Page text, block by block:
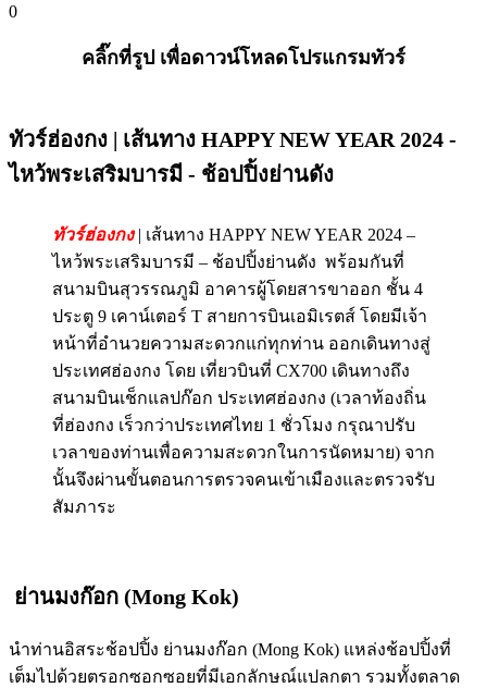
0
คลิ๊กที่รูป เพื่อดาวน์โหลดโปรแกรมทัวร์
ทัวร์ฮ่องกง | เส้นทาง HAPPY NEW YEAR 2024 -
ไหว้พระเสริมบารมี - ช้อปปิ้งย่านดัง
ทัวร์ฮ่องกง | เส้นทาง HAPPY NEW YEAR 2024 –
ไหว้พระเสริมบารมี – ช้อปปิ้งย่านดัง พร้อมกันที่
สนามบินสุวรรณภูมิ อาคารผู้โดยสารขาออก ชั้น 4
ประตู 9 เคาน์เตอร์ T สายการบินเอมิเรตส์ โดยมีเจ้า
หน้าที่อำนวยความสะดวกแก่ทุกท่าน ออกเดินทางสู่
ประเทศฮ่องกง โดย เที่ยวบินที่ CX700 เดินทางถึง
สนามบินเช็กแลปก๊อก ประเทศฮ่องกง (เวลาท้องถิ่น
ที่ฮ่องกง เร็วกว่าประเทศไทย 1 ชั่วโมง กรุณาปรับ
เวลาของท่านเพื่อความสะดวกในการนัดหมาย) จาก
นั้นจึงผ่านขั้นตอนการตรวจคนเข้าเมืองและตรวจรับ
สัมภาระ
ย่านมงก๊อก (Mong Kok)
นำท่านอิสระช้อปปิ้ง ย่านมงก๊อก (Mong Kok) แหล่งช้อปปิ้งที่
เต็มไปด้วยตรอกซอกซอยที่มีเอกลักษณ์แปลกตา รวมทั้งตลาด